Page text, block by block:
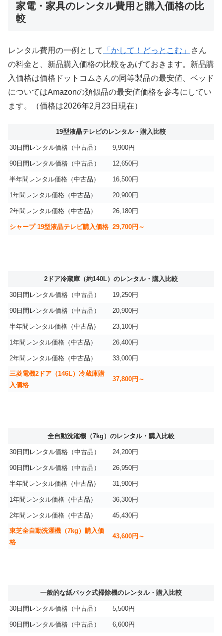
家電・家具のレンタル費用と購入価格の比
較
レンタル費用の一例として 「かして！どっとこむ」
さん
の料金と、新品購入価格の比較をあげておきます。新品購
入価格は価格ドットコムさんの同等製品の最安値、ベッド
についてはAmazonの類似品の最安値価格を参考にしてい
ます。（価格は2026年2月23日現在）
19型液晶テレビのレンタル・購入比較
30日間レンタル価格（中古品） 9,900円
90日間レンタル価格（中古品） 12,650円
半年間レンタル価格（中古品） 16,500円
1年間レンタル価格（中古品） 20,900円
2年間レンタル価格（中古品） 26,180円
シャープ 19型液晶テレビ購入価格 29,700円～
2ドア冷蔵庫（約140L）のレンタル・購入比較
30日間レンタル価格（中古品） 19,250円
90日間レンタル価格（中古品） 20,900円
半年間レンタル価格（中古品） 23,100円
1年間レンタル価格（中古品） 26,400円
2年間レンタル価格（中古品） 33,000円
三菱電機2ドア（146L）冷蔵庫購
入価格
37,800円～
全自動洗濯機（7kg）のレンタル・購入比較
30日間レンタル価格（中古品） 24,200円
90日間レンタル価格（中古品） 26,950円
半年間レンタル価格（中古品） 31,900円
1年間レンタル価格（中古品） 36,300円
2年間レンタル価格（中古品） 45,430円
東芝全自動洗濯機（7kg）購入価
格
43,600円～
一般的な紙パック式掃除機のレンタル・購入比較
30日間レンタル価格（中古品） 5,500円
90日間レンタル価格（中古品） 6,600円